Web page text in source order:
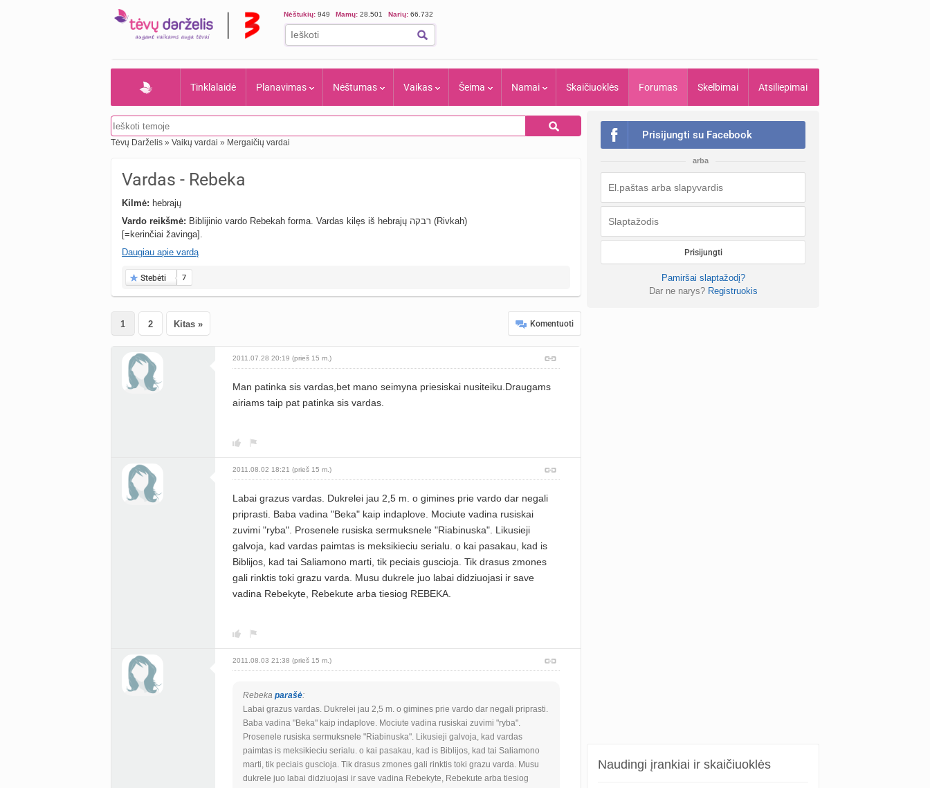
Nėštukių: 949 Mamų: 28.501 Narių: 66.732
Tinklalaidė Planavimas Nėštumas Vaikas Šeima Namai Skaičiuoklės Forumas Skelbimai Atsiliepimai
Tėvų Darželis » Vaikų vardai » Mergaičių vardai
Vardas - Rebeka
Kilmė: hebrajų
Vardo reikšmė: Biblijinio vardo Rebekah forma. Vardas kilęs iš hebrajų רבקה (Rivkah)
[=kerinčiai žavinga].
Daugiau apie vardą
Stebėti 7
1 2 Kitas » Komentuoti
2011.07.28 20:19 (prieš 15 m.)
Man patinka sis vardas,bet mano seimyna priesiskai nusiteiku.Draugams
airiams taip pat patinka sis vardas.
2011.08.02 18:21 (prieš 15 m.)
Labai grazus vardas. Dukrelei jau 2,5 m. o gimines prie vardo dar negali
priprasti. Baba vadina "Beka" kaip indaplove. Mociute vadina rusiskai
zuvimi "ryba". Prosenele rusiska sermuksnele "Riabinuska". Likusieji
galvoja, kad vardas paimtas is meksikieciu serialu. o kai pasakau, kad is
Biblijos, kad tai Saliamono marti, tik peciais guscioja. Tik drasus zmones
gali rinktis toki grazu varda. Musu dukrele juo labai didziuojasi ir save
vadina Rebekyte, Rebekute arba tiesiog REBEKA.
2011.08.03 21:38 (prieš 15 m.)
Rebeka parašė:
Labai grazus vardas. Dukrelei jau 2,5 m. o gimines prie vardo dar negali priprasti.
Baba vadina "Beka" kaip indaplove. Mociute vadina rusiskai zuvimi "ryba".
Prosenele rusiska sermuksnele "Riabinuska". Likusieji galvoja, kad vardas
paimtas is meksikieciu serialu. o kai pasakau, kad is Biblijos, kad tai Saliamono
marti, tik peciais guscioja. Tik drasus zmones gali rinktis toki grazu varda. Musu
dukrele juo labai didziuojasi ir save vadina Rebekyte, Rebekute arba tiesiog
Prisijungti su Facebook
arba
Prisijungti
Pamiršai slaptažodį?
Dar ne narys? Registruokis
Naudingi įrankiai ir skaičiuoklės